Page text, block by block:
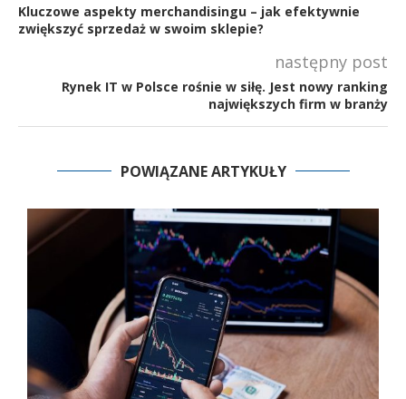
Kluczowe aspekty merchandisingu – jak efektywnie
zwiększyć sprzedaż w swoim sklepie?
następny post
Rynek IT w Polsce rośnie w siłę. Jest nowy ranking
największych firm w branży
POWIĄZANE ARTYKUŁY